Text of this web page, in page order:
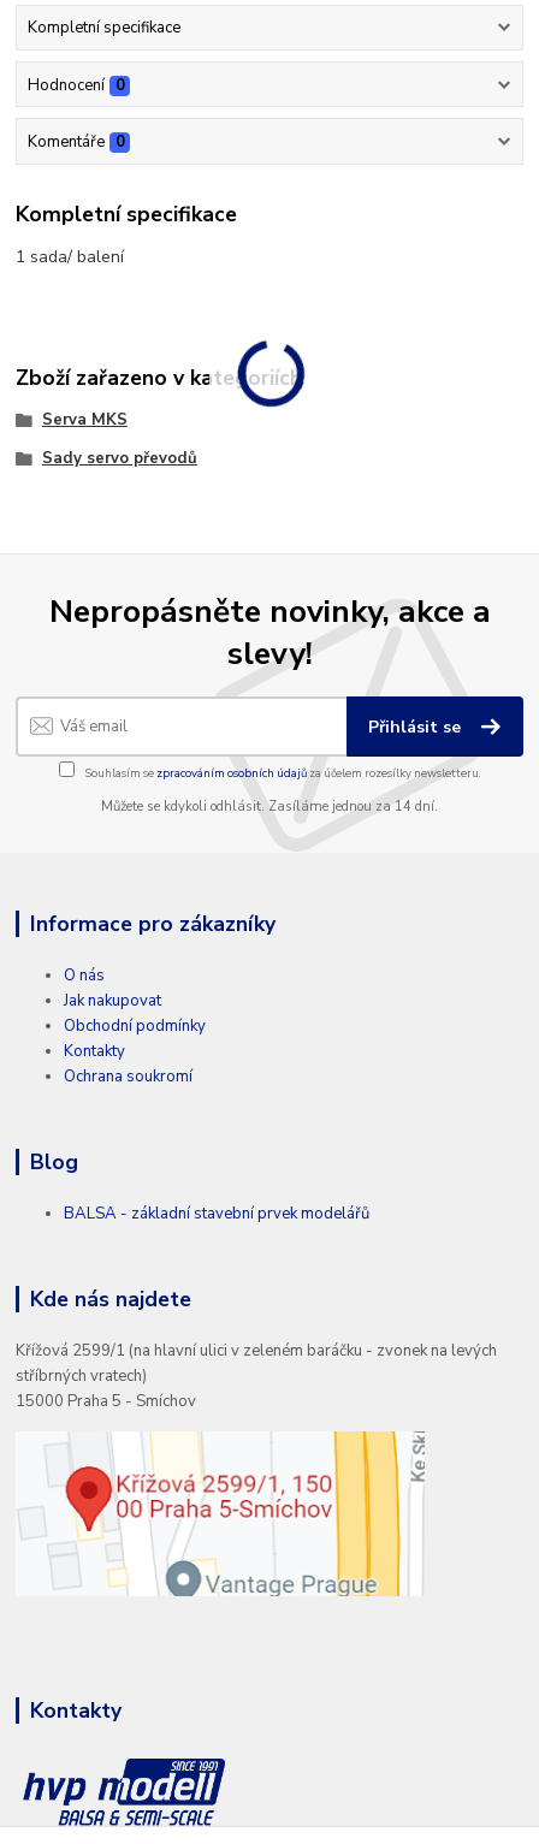
Kompletní specifikace
Hodnocení 0
Komentáře 0
Kompletní specifikace
1 sada/ balení
Zboží zařazeno v kategoriích
Serva MKS
Sady servo převodů
Nepropásněte novinky, akce a
slevy!
Přihlásit se
Souhlasím se zpracováním osobních údajůza účelem rozesílky newsletteru.
Můžete se kdykoli odhlásit. Zasíláme jednou za 14 dní.
Informace pro zákazníky
O nás
Jak nakupovat
Obchodní podmínky
Kontakty
Ochrana soukromí
Blog
BALSA - základní stavební prvek modelářů
Kde nás najdete
Křížová 2599/1 (na hlavní ulici v zeleném baráčku - zvonek na levých
stříbrných vratech)
15000 Praha 5 - Smíchov
Kontakty